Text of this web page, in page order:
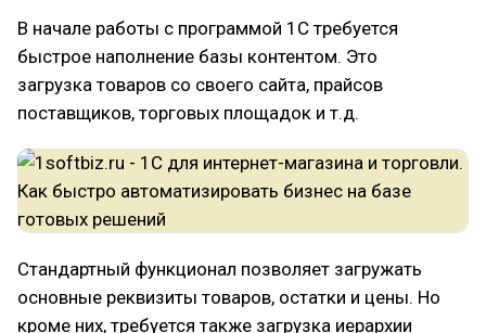
В начале работы с программой 1С требуется
быстрое наполнение базы контентом. Это
загрузка товаров со своего сайта, прайсов
поставщиков, торговых площадок и т.д.
Стандартный функционал позволяет загружать
основные реквизиты товаров, остатки и цены. Но
кроме них, требуется также загрузка иерархии